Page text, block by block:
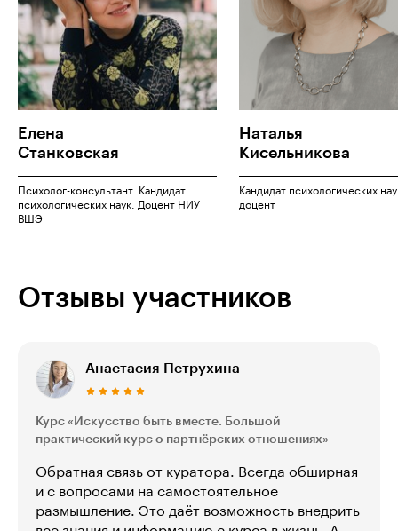
Елена
Станковская
Психолог-консультант. Кандидат
психологических наук. Доцент НИУ
ВШЭ
Наталья
Кисельникова
Кандидат психологических
доцент
Отзывы участников
Анастасия Петрухина
Курс «Искусство быть вместе. Большой
практический курс о партнёрских отношениях»
Обратная связь от куратора. Всегда обширная
и с вопросами на самостоятельное
размышление. Это даёт возможность внедрить